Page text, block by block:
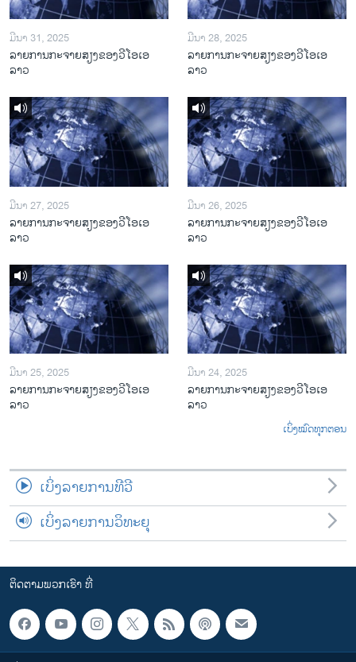
ມີນາ 31, 2025
ລາຍການກະຈາຍສຽງຂອງວີໂອເອ
ລາວ
ມີນາ 28, 2025
ລາຍການກະຈາຍສຽງຂອງວີໂອເອ
ລາວ
ມີນາ 27, 2025
ລາຍການກະຈາຍສຽງຂອງວີໂອເອ
ລາວ
ມີນາ 26, 2025
ລາຍການກະຈາຍສຽງຂອງວີໂອເອ
ລາວ
ມີນາ 25, 2025
ລາຍການກະຈາຍສຽງຂອງວີໂອເອ
ລາວ
ມີນາ 24, 2025
ລາຍການກະຈາຍສຽງຂອງວີໂອເອ
ລາວ
ເບິ່ງໝົດທຸກຕອນ
ເບິ່ງລາຍການທີວີ
ເບິ່ງລາຍການວິທະຍຸ
ຕິດຕາມພວກເຮົາ ທີ່